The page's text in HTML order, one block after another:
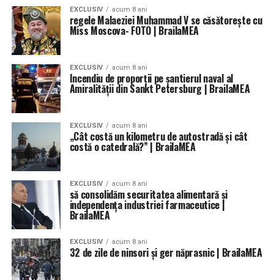
EXCLUSIV acum 8 ani
regele Malaeziei Muhammad V se căsătorește cu
Miss Moscova- FOTO | BrailaMEA
EXCLUSIV acum 8 ani
Incendiu de proporții pe șantierul naval al
Amiralității din Sankt Petersburg | BrailaMEA
EXCLUSIV acum 8 ani
„Cât costă un kilometru de autostradă şi cât
costă o catedrală?” | BrailaMEA
EXCLUSIV acum 8 ani
să consolidăm securitatea alimentară și
independența industriei farmaceutice |
BrailaMEA
EXCLUSIV acum 8 ani
32 de zile de ninsori şi ger năprasnic | BrailaMEA